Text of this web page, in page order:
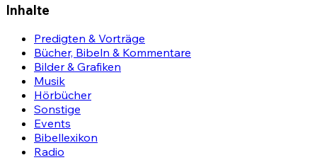
Inhalte
Predigten & Vorträge
Bücher, Bibeln & Kommentare
Bilder & Grafiken
Musik
Hörbücher
Sonstige
Events
Bibellexikon
Radio